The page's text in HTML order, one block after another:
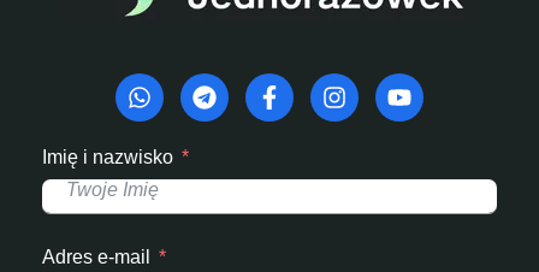
Imię i nazwisko
Adres e-mail